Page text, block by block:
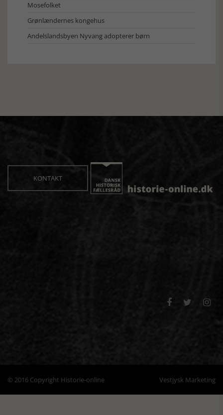
Mosefolket
Grønlændernes kongehus
Andelslandsbyen Nyvang adopterer børn
KONTAKT
  
© 2016 Copyright Historie-online Vestjysk Marketing